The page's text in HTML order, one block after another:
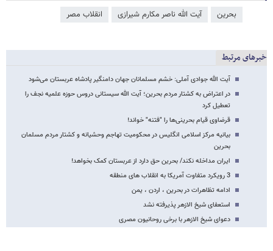
بحرین آیت الله ناصر مکارم شیرازی انقلاب مصر
خبرهای مرتبط
آیت الله جوادی آملی: خشم مسلمانان جهان دامنگیر پادشاه عربستان می‌شود
در اعتراض به کشتار مردم بحرین؛ آیت الله سیستانی دروس حوزه علمیه نجف را
تعطیل کرد
قرضاوی قیام بحرینی‌ها را "فتنه" خواند!
بیانیه مرکز اسلامی انگلیس در محکومیت تهاجم وحشیانه و کشتار مردم مسلمان
بحرین
ایران مداخله نکند/ بحرین حق دارد از عربستان کمک بخواهد!
3 رویکرد متفاوت آمریکا به انقلاب های منطقه
ادامه تظاهرات در بحرین ، اردن ، یمن
استعفای شیخ الازهر پذیرفته نشد
دعوای شیخ الازهر با برخی روحانیون مصری